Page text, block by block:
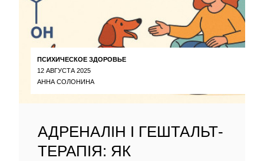
ПСИХИЧЕСКОЕ ЗДОРОВЬЕ
12 АВГУСТА 2025
АННА СОЛОНИНА
АДРЕНАЛІН І ГЕШТАЛЬТ-
ТЕРАПІЯ: ЯК